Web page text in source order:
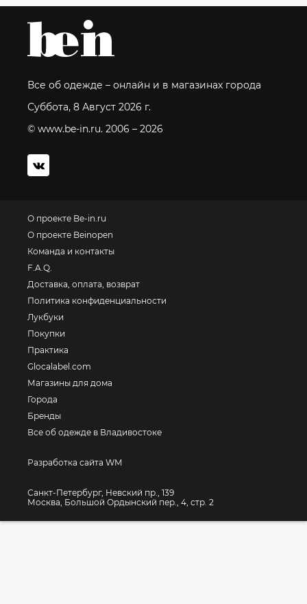
Все об одежде – онлайн и в магазинах города
Суббота, 8 Август 2026 г.
© www.be-in.ru. 2006 – 2026
О проекте Be-in.ru
О проекте Beinopen
Команда и контакты
F.A.Q.
Доставка, оплата, возврат
Политика конфиденциальности
Лукбуки
Покупки
Практика
Glocalabel.com
Магазины для дома
Города
Бренды
Все об одежде в Владивостоке
Разработка сайта WM
Санкт-Петербург, Невский пр., 139
Москва, Большой Ордынский пер., 4, стр. 2